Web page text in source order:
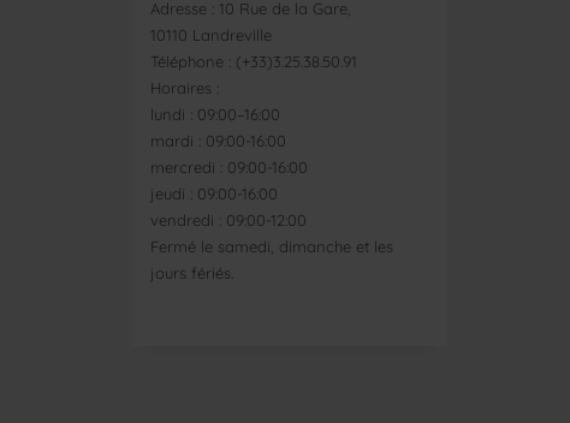
Adresse : 10 Rue de la Gare,
10110 Landreville
Téléphone : (+33)3.25.38.50.91
Horaires :
lundi : 09:00–16:00
mardi : 09:00-16:00
mercredi : 09:00-16:00
jeudi : 09:00-16:00
vendredi : 09:00-12:00
Fermé le samedi, dimanche et les
jours fériés.